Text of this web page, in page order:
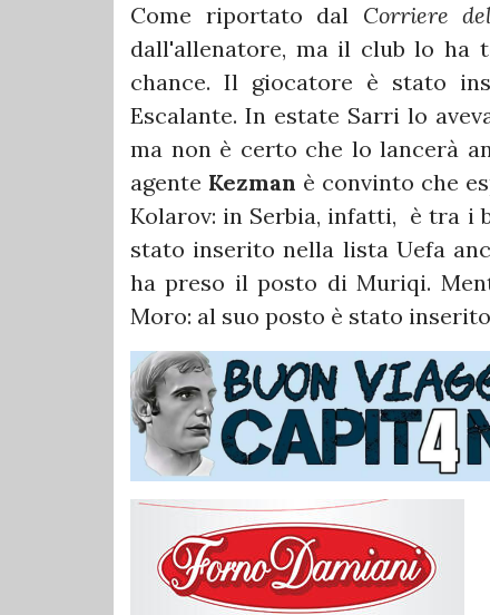
Come riportato dal Corriere
dall'allenatore, ma il club lo ha
chance. Il giocatore è stato
Escalante. In estate Sarri lo
ma non è certo che lo lancerà
agente Kezman è convinto che
Kolarov: in Serbia, infatti, è tra i
stato inserito nella lista Uefa
ha preso il posto di Muriqi.
Moro: al suo posto è stato inserito